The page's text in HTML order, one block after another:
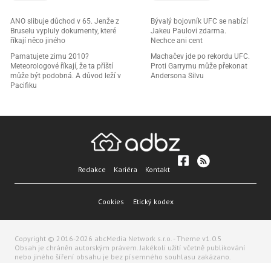
ANO slibuje důchod v 65. Jenže z
Bruselu vypluly dokumenty, které
říkají něco jiného
Pamatujete zimu 2010?
Meteorologové říkají, že ta příští
může být podobná. A důvod leží v
Pacifiku
Bývalý bojovník UFC se nabízí
Jakeu Paulovi zdarma.
Nechce ani cent
Machačev jde po rekordu UFC.
Proti Garrymu může překonat
Andersona Silvu
Redakce Kariéra Kontakt
Cookies Etický kodex
Copyright © 2016-2026 abcMedia Network s.r.o. - Theme v1.0.5
Obsah je chráněn autorským právem. Jakékoli užití včetně publikování
nebo jiného šíření obsahu je bez písemného souhlasu zakázano.